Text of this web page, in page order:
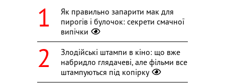
Як правильно запарити мак для
пирогів і булочок: секрети смачної
випічки
Злодійські штампи в кіно: що вже
набридло глядачеві, але фільми все
штампуються під копірку